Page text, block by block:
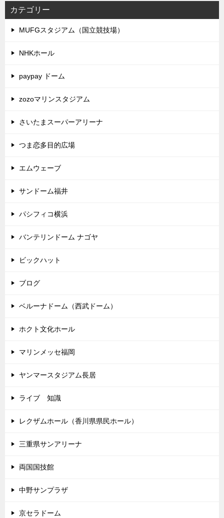
カテゴリー
MUFGスタジアム（国立競技場）
NHKホール
paypay ドーム
zozoマリンスタジアム
さいたまスーパーアリーナ
つま恋多目的広場
エムウェーブ
サンドーム福井
パシフィコ横浜
バンテリンドーム ナゴヤ
ビックハット
ブログ
ベルーナドーム（西武ドーム）
ホクト文化ホール
マリンメッセ福岡
ヤンマースタジアム長居
ライブ 知識
レクザムホール（香川県県民ホール）
三重県サンアリーナ
両国国技館
中野サンプラザ
京セラドーム